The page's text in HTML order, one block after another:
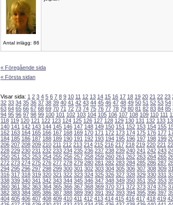
Antal inlägg: 86
« Föregående sida
« Första sidan
Visar sida: 1 2 3 4 5 6 7 8 9 10 11 12 13 14 15 16 17 18 19 20 21 22 23
32 33 34 35 36 37 38 39 40 41 42 43 44 45 46 47 48 49 50 51 52 53 54
63 64 65 66 67 68 69 70 71 72 73 74 75 76 77 78 79 80 81 82 83 84 85
94 95 96 97 98 99 100 101 102 103 104 105 106 107 108 109 110 111
118 119 120 121 122 123 124 125 126 127 128 129 130 131 132 133
140 141 142 143 144 145 146 147 148 149 150 151 152 153 154 155
162 163 164 165 166 167 168 169 170 171 172 173 174 175 176 177
184 185 186 187 188 189 190 191 192 193 194 195 196 197 198 199
206 207 208 209 210 211 212 213 214 215 216 217 218 219 220 221
228 229 230 231 232 233 234 235 236 237 238 239 240 241 242 243
250 251 252 253 254 255 256 257 258 259 260 261 262 263 264 265
272 273 274 275 276 277 278 279 280 281 282 283 284 285 286 287
294 295 296 297 298 299 300 301 302 303 304 305 306 307 308 309
316 317 318 319 320 321 322 323 324 325 326 327 328 329 330 331
338 339 340 341 342 343 344 345 346 347 348 349 350 351 352 353
360 361 362 363 364 365 366 367 368 369 370 371 372 373 374 375
382 383 384 385 386 387 388 389 390 391 392 393 394 395 396 397
404 405 406 407 408 409 410 411 412 413 414 415 416 417 418 419